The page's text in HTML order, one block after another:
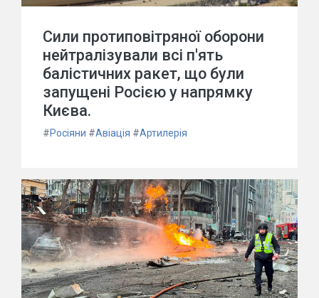
Сили протиповітряної оборони
нейтралізували всі п'ять
балістичних ракет, що були
запущені Росією у напрямку
Києва.
#Росіяни #Авіація #Артилерія